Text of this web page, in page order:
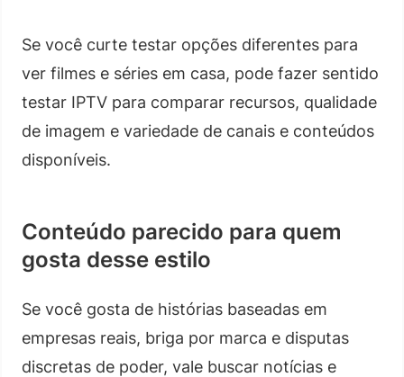
Se você curte testar opções diferentes para
ver filmes e séries em casa, pode fazer sentido
testar IPTV para comparar recursos, qualidade
de imagem e variedade de canais e conteúdos
disponíveis.
Conteúdo parecido para quem
gosta desse estilo
Se você gosta de histórias baseadas em
empresas reais, briga por marca e disputas
discretas de poder, vale buscar notícias e